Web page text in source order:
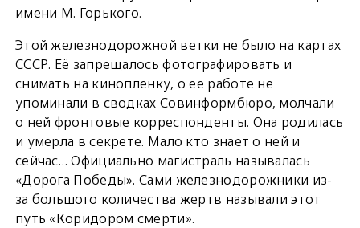
имени М. Горького.
Этой железнодорожной ветки не было на картах
СССР. Её запрещалось фотографировать и
снимать на киноплёнку, о её работе не
упоминали в сводках Совинформбюро, молчали
о ней фронтовые корреспонденты. Она родилась
и умерла в секрете. Мало кто знает о ней и
сейчас… Официально магистраль называлась
«Дорога Победы». Сами железнодорожники из-
за большого количества жертв называли этот
путь «Коридором смерти».